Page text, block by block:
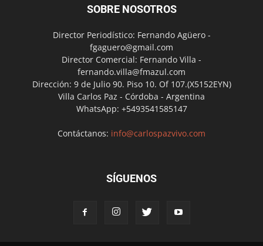
SOBRE NOSOTROS
Director Periodístico: Fernando Agüero -
fgaguero@gmail.com
Director Comercial: Fernando Villa -
fernando.villa@fmazul.com
Dirección: 9 de Julio 90. Piso 10. Of 107.(X5152EYN)
Villa Carlos Paz - Córdoba - Argentina
WhatsApp: +5493541585147
Contáctanos: info@carlospazvivo.com
SÍGUENOS